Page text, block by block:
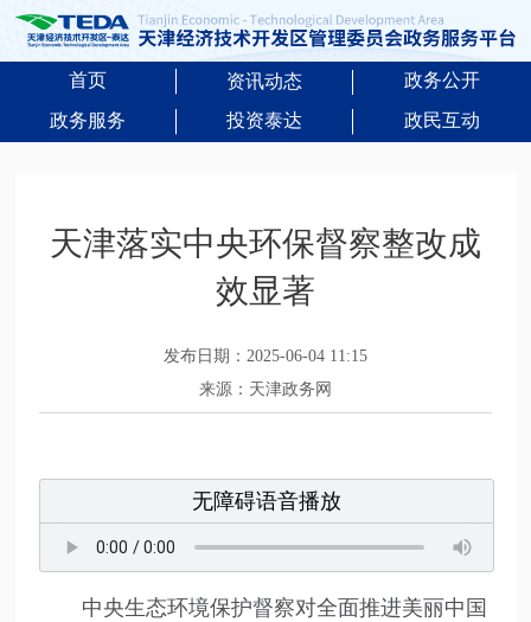
首页 资讯动态
政务公开
政务服务
投资泰达 政民互动
天津落实中央环保督察整改成
效显著
发布日期：2025-06-04 11:15
来源：天津政务网
无障碍语音播放
中央生态环境保护督察对全面推进美丽中国